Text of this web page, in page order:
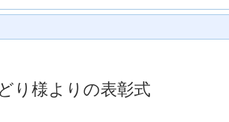
り様よりの表彰式